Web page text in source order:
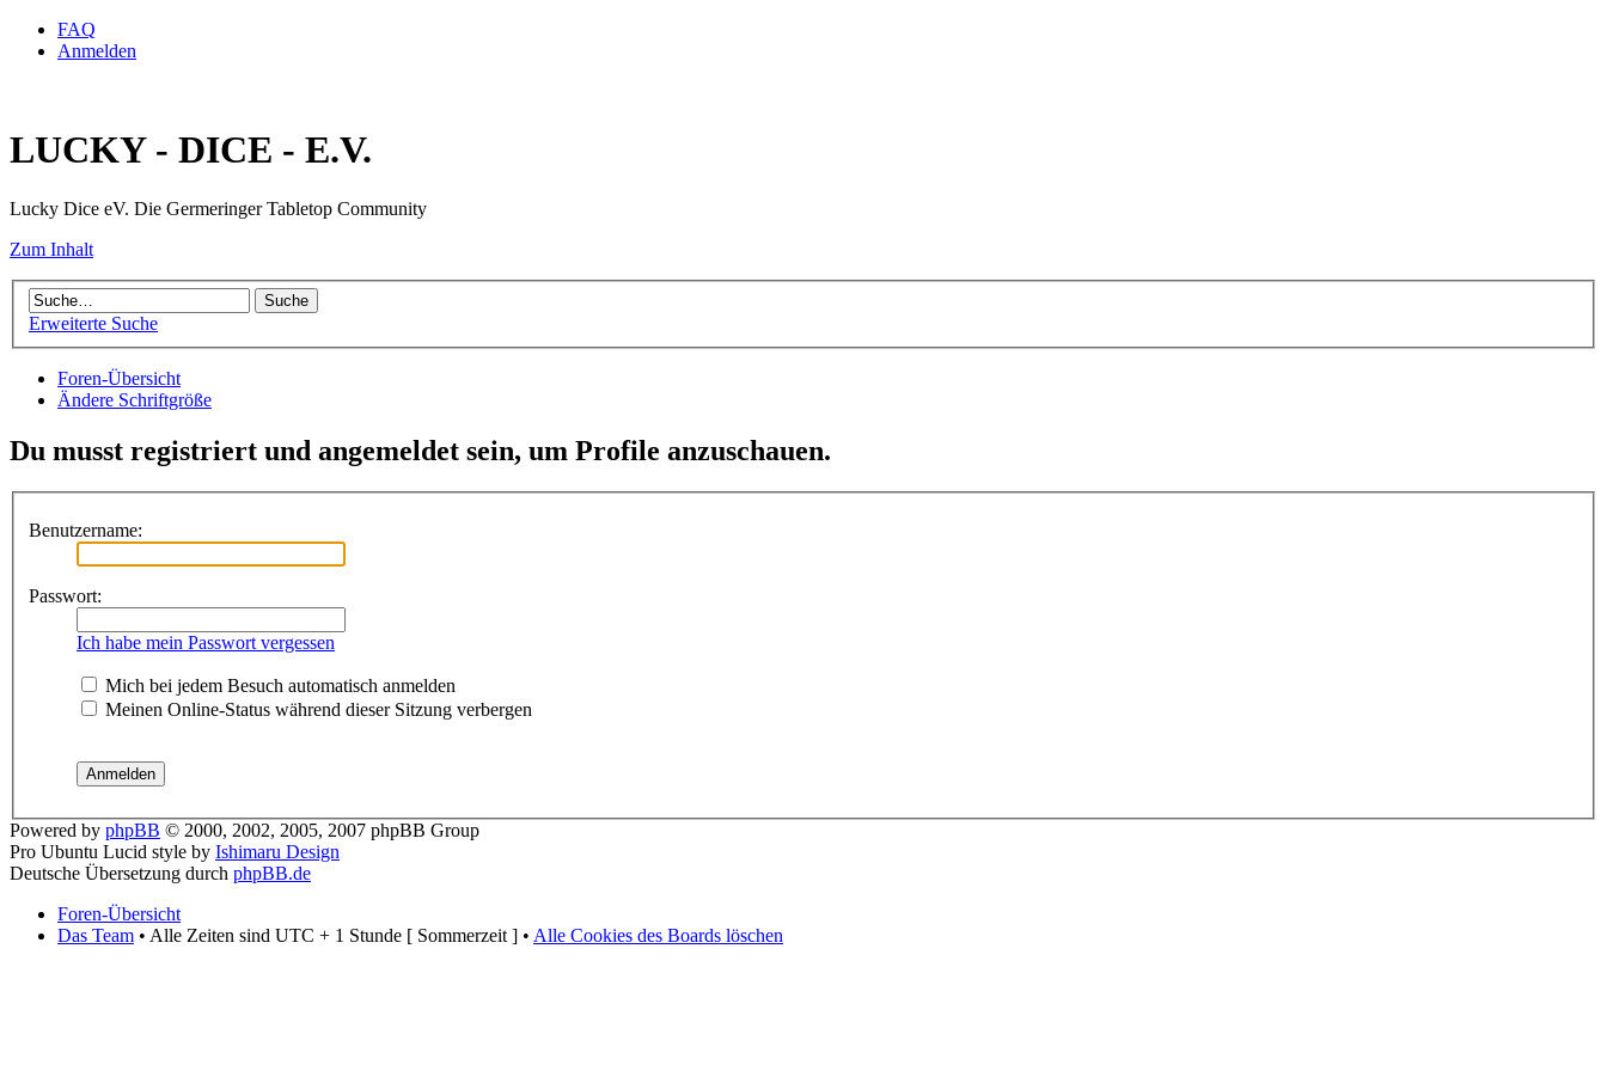
FAQ
Anmelden
LUCKY - DICE - E.V.
Lucky Dice eV. Die Germeringer Tabletop Community
Zum Inhalt
Erweiterte Suche
Foren-Übersicht
Ändere Schriftgröße
Du musst registriert und angemeldet sein, um Profile anzuschauen.
Benutzername:
Passwort:
Ich habe mein Passwort vergessen
Mich bei jedem Besuch automatisch anmelden
Meinen Online-Status während dieser Sitzung verbergen
Powered by phpBB © 2000, 2002, 2005, 2007 phpBB Group
Pro Ubuntu Lucid style by Ishimaru Design
Deutsche Übersetzung durch phpBB.de
Foren-Übersicht
Das Team • Alle Zeiten sind UTC + 1 Stunde [ Sommerzeit ] • Alle Cookies des Boards löschen